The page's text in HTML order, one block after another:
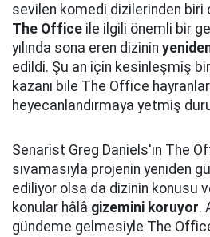
sevilen komedi dizilerinden biri
The Office ile ilgili önemli bir
yılında sona eren dizinin
edildi. Şu an için kesinleşmiş
kazanı bile The Office
heyecanlandırmaya yetmiş
Senarist Greg Daniels'ın The
sıvamasıyla projenin yeniden
ediliyor olsa da dizinin konusu
konular hâlâ gizemini koruyor.
gündeme gelmesiyle The